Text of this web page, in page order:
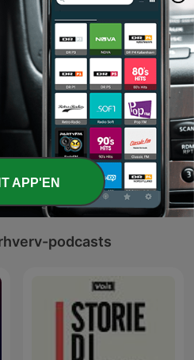
Wall Street Breakfast
podcasts
APP'EN